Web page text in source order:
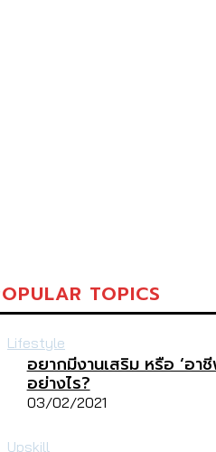
TOPICS
Lifestyle
อยากมีงานเสริม หรือ ‘อา
อย่างไร?
03/02/2021
Upskill